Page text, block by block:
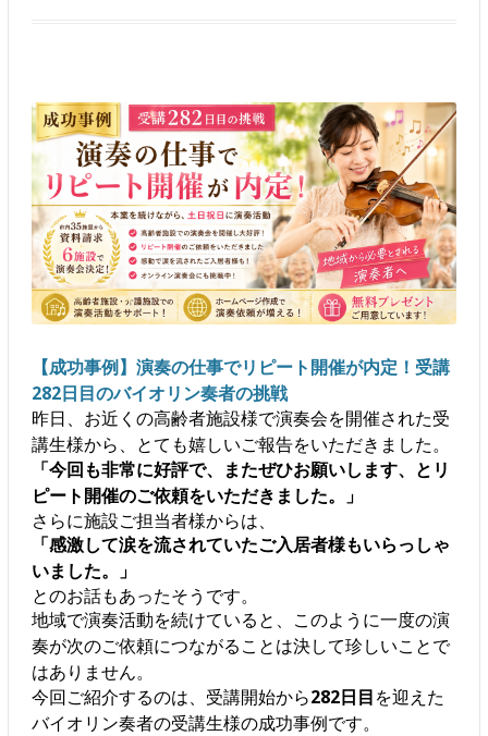
【成功事例】演奏の仕事でリピート開催が内定！受講
282日目のバイオリン奏者の挑戦
昨日、お近くの高齢者施設様で演奏会を開催された受
講生様から、とても嬉しいご報告をいただきました。
「今回も非常に好評で、またぜひお願いします、とリ
ピート開催のご依頼をいただきました。」
さらに施設ご担当者様からは、
「感激して涙を流されていたご入居者様もいらっしゃ
いました。」
とのお話もあったそうです。
地域で演奏活動を続けていると、このように一度の演
奏が次のご依頼につながることは決して珍しいことで
はありません。
今回ご紹介するのは、受講開始から282日目を迎えた
バイオリン奏者の受講生様の成功事例です。